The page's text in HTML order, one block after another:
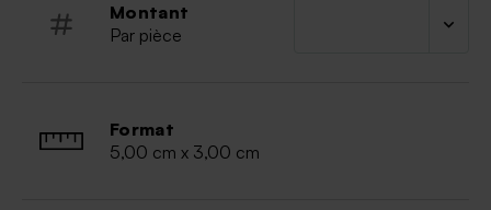
Montant
Par pièce
Format
5,00 cm x 3,00 cm